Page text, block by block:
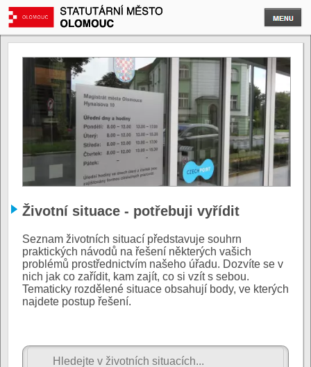
Životní situace - potřebuji vyřídit
Seznam životních situací představuje souhrn
praktických návodů na řešení některých vašich
problémů prostřednictvím našeho úřadu. Dozvíte se v
nich jak co zařídit, kam zajít, co si vzít s sebou.
Tematicky rozdělené situace obsahují body, ve kterých
najdete postup řešení.